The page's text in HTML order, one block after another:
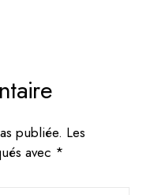
publiée. Les
avec *